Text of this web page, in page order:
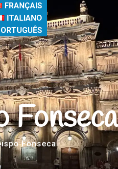
FRANÇAIS
ITALIANO
Fonseca
Fonseca